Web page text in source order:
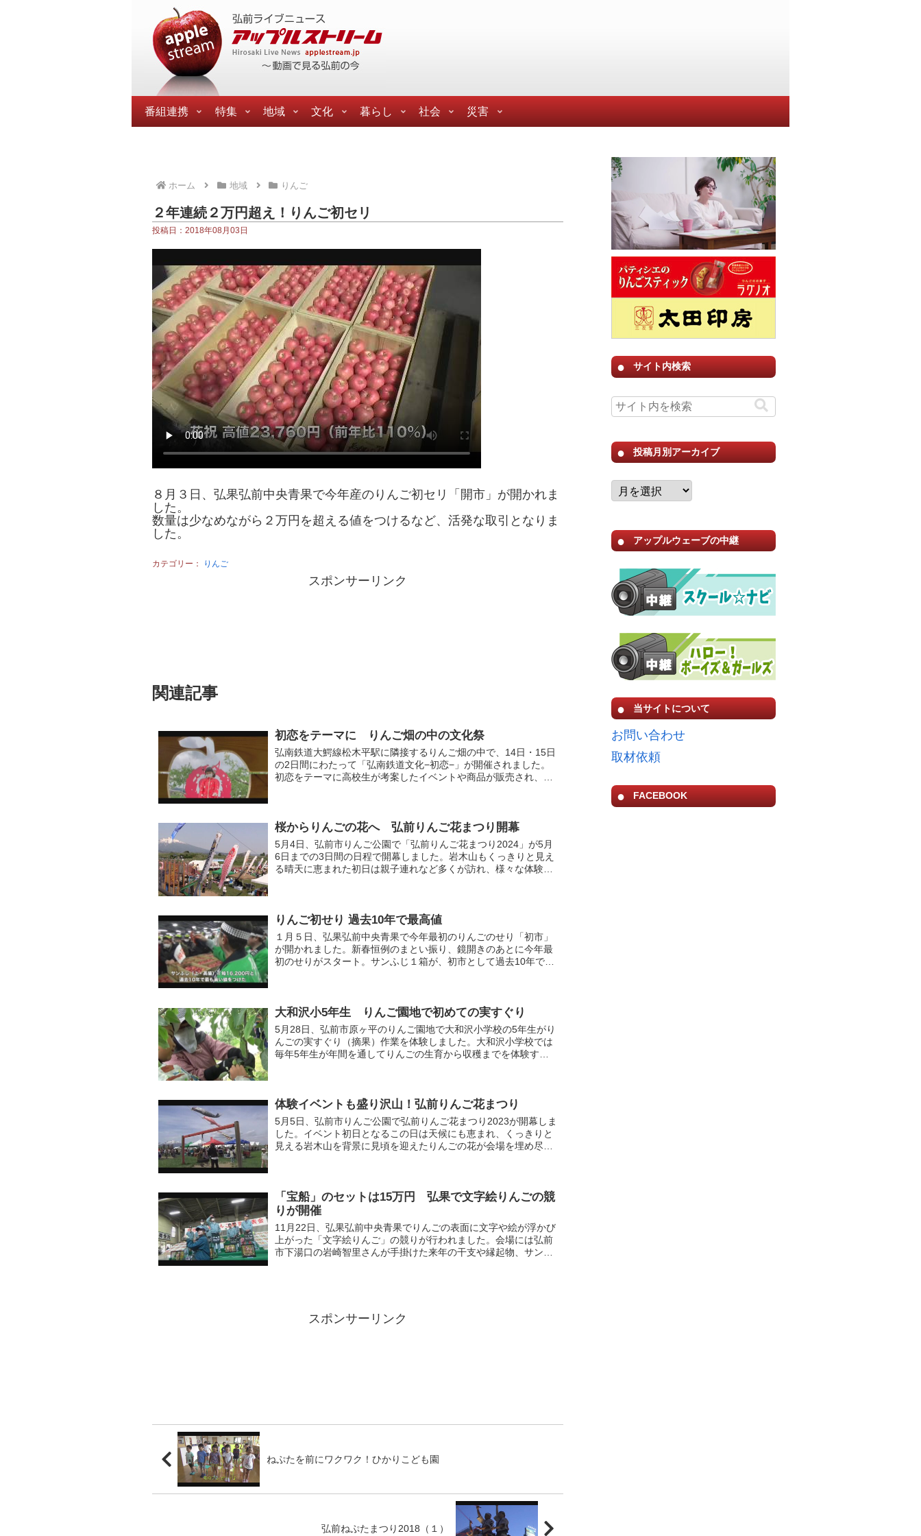
番組連携 特集 地域 文化 暮らし 社会 災害
ホーム 地域 りんご
２年連続２万円超え！りんご初セリ
投稿日：2018年08月03日
８月３日、弘果弘前中央青果で今年産のりんご初セリ「開市」が開かれま
した。
数量は少なめながら２万円を超える値をつけるなど、活発な取引となりま
した。
カテゴリー： りんご
スポンサーリンク
関連記事
初恋をテーマに りんご畑の中の文化祭
弘南鉄道大鰐線松木平駅に隣接するりんご畑の中で、14日・15日
の2日間にわたって「弘南鉄道文化−初恋−」が開催されました。
初恋をテーマに高校生が考案したイベントや商品が販売され、来
桜からりんごの花へ 弘前りんご花まつり開幕
5月4日、弘前市りんご公園で「弘前りんご花まつり2024」が5月
6日までの3日間の日程で開幕しました。岩木山もくっきりと見え
る晴天に恵まれた初日は親子連れなど多くが訪れ、様々な体験イ
りんご初せり 過去10年で最高値
１月５日、弘果弘前中央青果で今年最初のりんごのせり「初市」
が開かれました。新春恒例のまとい振り、鏡開きのあとに今年最
初のせりがスタート。サンふじ１箱が、初市として過去10年で最
大和沢小5年生 りんご園地で初めての実すぐり
5月28日、弘前市原ヶ平のりんご園地で大和沢小学校の5年生がり
んごの実すぐり（摘果）作業を体験しました。大和沢小学校では
毎年5年生が年間を通してりんごの生育から収穫までを体験する
体験イベントも盛り沢山！弘前りんご花まつり
5月5日、弘前市りんご公園で弘前りんご花まつり2023が開幕しま
した。イベント初日となるこの日は天候にも恵まれ、くっきりと
見える岩木山を背景に見頃を迎えたりんごの花が会場を埋め尽く
「宝船」のセットは15万円 弘果で文字絵りんごの競
りが開催
11月22日、弘果弘前中央青果でりんごの表面に文字や絵が浮かび
上がった「文字絵りんご」の競りが行われました。会場には弘前
市下湯口の岩崎智里さんが手掛けた来年の干支や縁起物、サンタ
スポンサーリンク
ねぷたを前にワクワク！ひかりこども園
弘前ねぷたまつり2018（１）
サイト内検索
投稿月別アーカイブ
アップルウェーブの中継
当サイトについて
お問い合わせ
取材依頼
FACEBOOK